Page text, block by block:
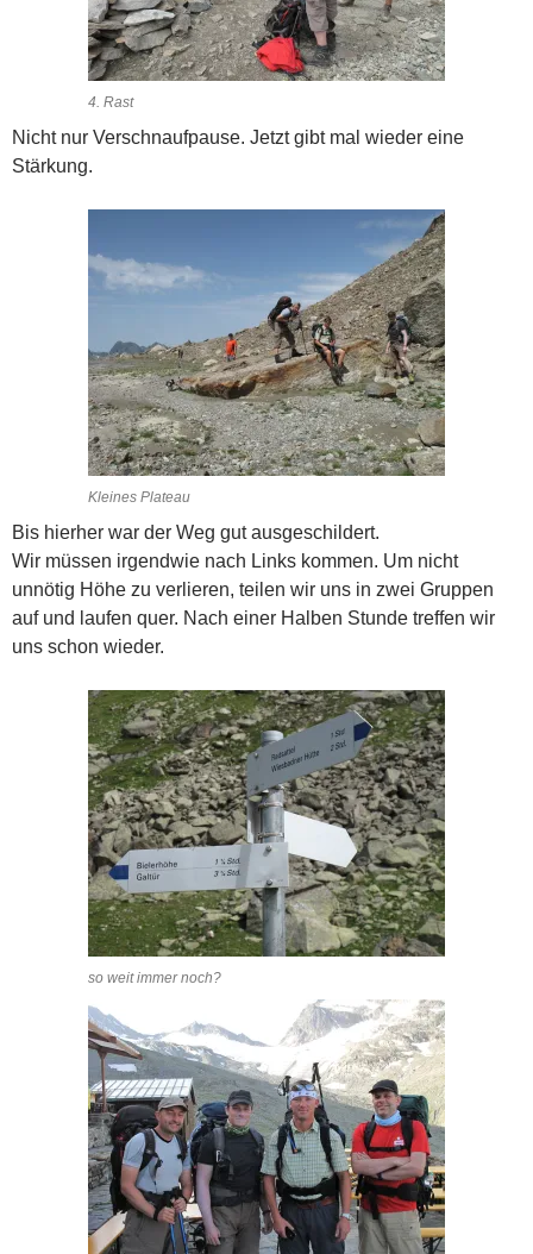
4. Rast
Nicht nur Verschnaufpause. Jetzt gibt mal wieder eine
Stärkung.
Kleines Plateau
Bis hierher war der Weg gut ausgeschildert.
Wir müssen irgendwie nach Links kommen. Um nicht
unnötig Höhe zu verlieren, teilen wir uns in zwei Gruppen
auf und laufen quer. Nach einer Halben Stunde treffen wir
uns schon wieder.
so weit immer noch?